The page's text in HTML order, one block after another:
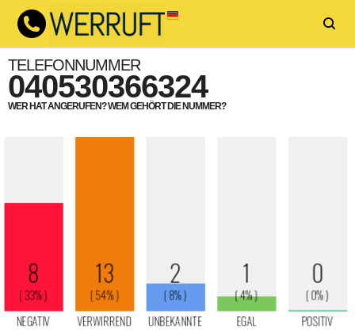
TELEFONNUMMER
040530366324
WER HAT ANGERUFEN? WEM GEHÖRT DIE NUMMER?